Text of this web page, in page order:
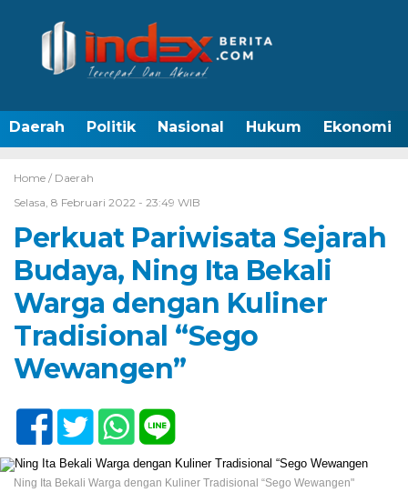
Daerah Politik Nasional Hukum Ekonomi
Home / Daerah
Selasa, 8 Februari 2022 - 23:49 WIB
Perkuat Pariwisata Sejarah
Budaya, Ning Ita Bekali
Warga dengan Kuliner
Tradisional “Sego
Wewangen”
Ning Ita Bekali Warga dengan Kuliner Tradisional “Sego Wewangen"